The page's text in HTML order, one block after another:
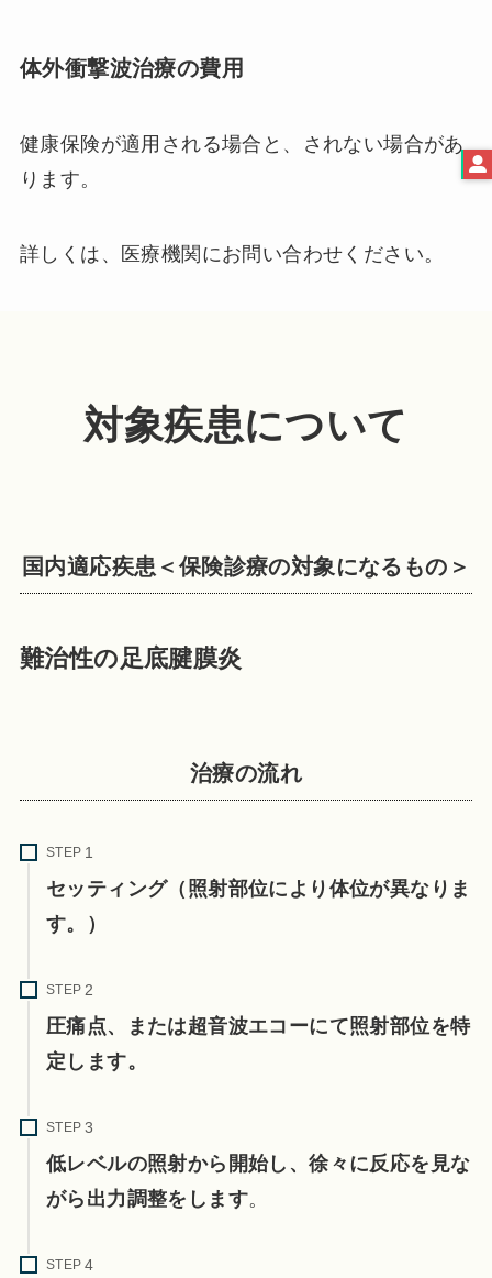
体外衝撃波治療の費用
健康保険が適用される場合と、されない場合があ
ります。
詳しくは、医療機関にお問い合わせください。
対象疾患について
国内適応疾患＜保険診療の対象になるもの＞
難治性の足底腱膜炎
治療の流れ
STEP
セッティング（照射部位により体位が異なりま
す。）
STEP
圧痛点、または超音波エコーにて照射部位を特
定します。
STEP
低レベルの照射から開始し、徐々に反応を見な
がら出力調整をします。
STEP